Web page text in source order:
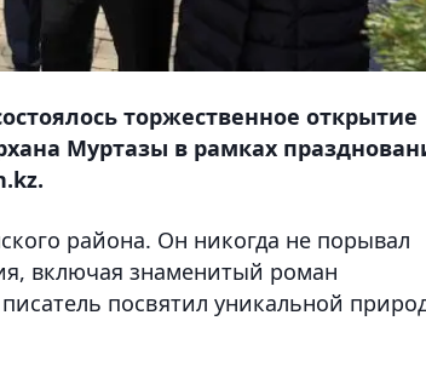
торжественное открытие
Муртазы в рамках
района. Он никогда не порывал
включая знаменитый роман
посвятил уникальной